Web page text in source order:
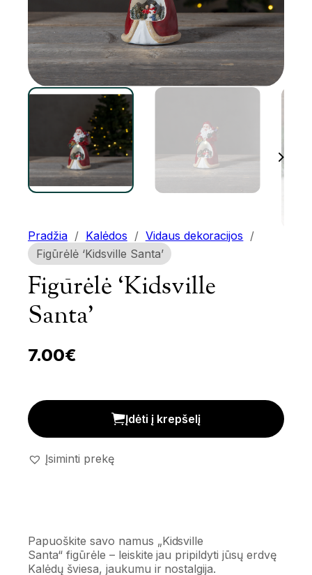
Pradžia / Kalėdos / Vidaus dekoracijos /
Figūrėlė ‘Kidsville Santa’
Figūrėlė ‘Kidsville
Santa’
7.00€
Figūrėlė 'Kidsville Santa' kiekis
Įdėti į krepšelį
Įsiminti prekę
Papuoškite savo namus „Kidsville
Santa“figūrėle – leiskite jau pripildyti jūsų erdvę
Kalėdų šviesa, jaukumu ir nostalgija.